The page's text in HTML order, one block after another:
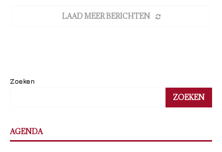
LAAD MEER BERICHTEN
Zoeken
ZOEKEN
AGENDA